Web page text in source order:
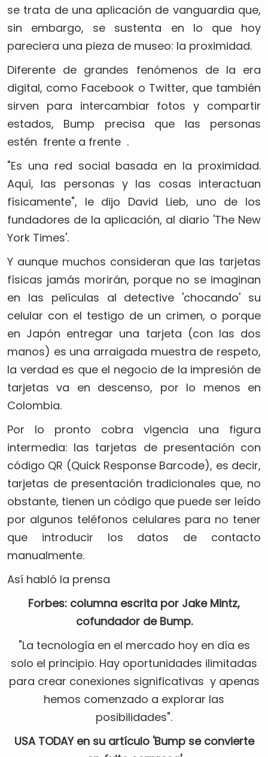
se trata de una aplicación de vanguardia que,
sin embargo, se sustenta en lo que hoy
pareciera una pieza de museo: la proximidad.
Diferente de grandes fenómenos de la era
digital, como Facebook o Twitter, que también
sirven para intercambiar fotos y compartir
estados, Bump precisa que las personas
estén frente a frente .
"Es una red social basada en la proximidad.
Aquí, las personas y las cosas interactuan
físicamente", le dijo David Lieb, uno de los
fundadores de la aplicación, al diario 'The New
York Times'.
Y aunque muchos consideran que las tarjetas
físicas jamás morirán, porque no se imaginan
en las películas al detective 'chocando' su
celular con el testigo de un crimen, o porque
en Japón entregar una tarjeta (con las dos
manos) es una arraigada muestra de respeto,
la verdad es que el negocio de la impresión de
tarjetas va en descenso, por lo menos en
Colombia.
Por lo pronto cobra vigencia una figura
intermedia: las tarjetas de presentación con
código QR (Quick Response Barcode), es decir,
tarjetas de presentación tradicionales que, no
obstante, tienen un código que puede ser leído
por algunos teléfonos celulares para no tener
que introducir los datos de contacto
manualmente.
Así habló la prensa
Forbes: columna escrita por Jake Mintz,
cofundador de Bump.
"La tecnología en el mercado hoy en día es
solo el principio. Hay oportunidades ilimitadas
para crear conexiones significativas y apenas
hemos comenzado a explorar las
posibilidades".
USA TODAY en su artículo 'Bump se convierte